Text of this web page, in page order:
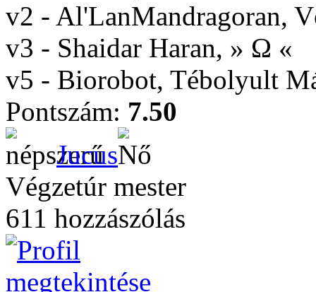
v2 - Al'LanMandragoran,
v3 - Shaidar Haran, » Ω «
v5 - Biorobot, Tébolyult
Pontszám: 7.50
Jucus
Végzetúr mester
611 hozzászólás